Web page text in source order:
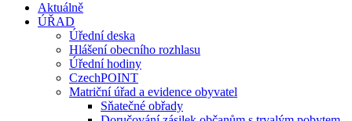
Aktuálně
ÚŘAD
Úřední deska
Hlášení obecního rozhlasu
Úřední hodiny
CzechPOINT
Matriční úřad a evidence obyvatel
Sňatečné obřady